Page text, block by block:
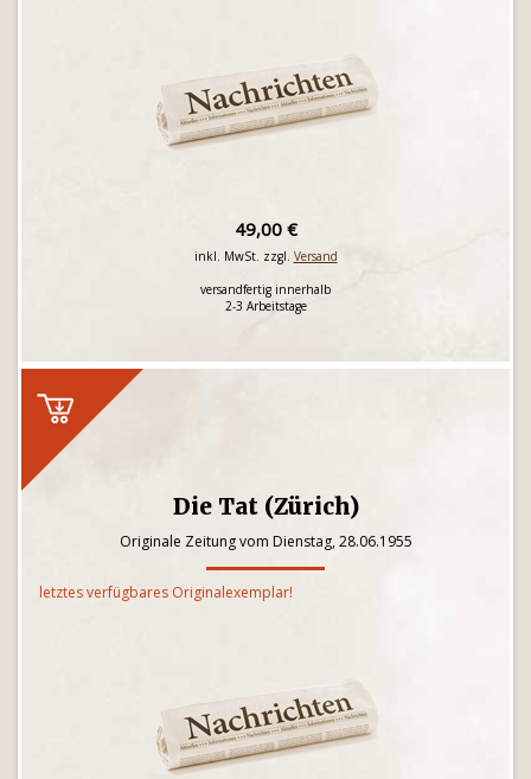
49,00 €
inkl. MwSt. zzgl. Versand
versandfertig innerhalb
2-3 Arbeitstage
Die Tat (Zürich)
Originale Zeitung vom Dienstag, 28.06.1955
letztes verfügbares Originalexemplar!